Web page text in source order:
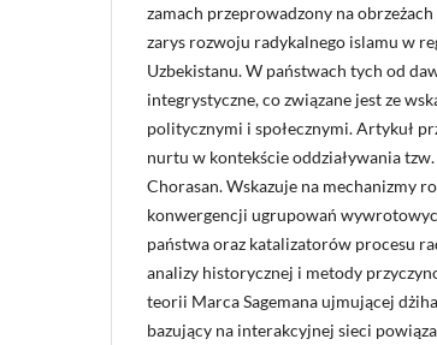
zamach przeprowadzony na
zarys rozwoju radykalnego islamu w
Uzbekistanu. W państwach tych od
integrystyczne, co związane jest ze
politycznymi i społecznymi. Artykuł
nurtu w kontekście oddziaływania
Chorasan. Wskazuje na mechanizmy
konwergencji ugrupowań
państwa oraz katalizatorów procesu
analizy historycznej i metody
teorii Marca Sagemana ujmującej
bazujący na interakcyjnej sieci